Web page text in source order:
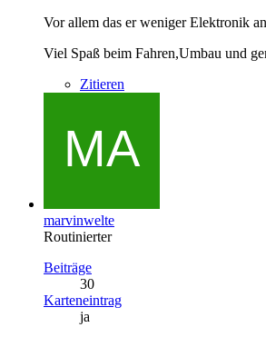
Vor allem das er weniger Elektronik
Viel Spaß beim Fahren,Umbau und
Zitieren
marvinwelte
Routinierter
Beiträge
30
Karteneintrag
ja